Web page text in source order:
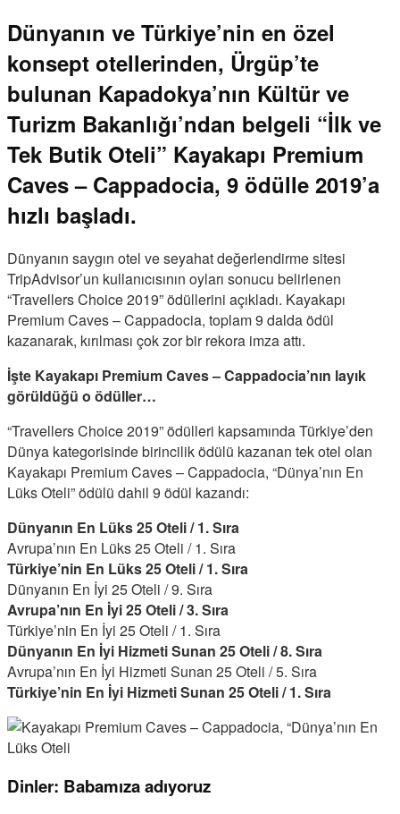
Dünyanın ve Türkiye’nin en özel
konsept otellerinden, Ürgüp’te
bulunan Kapadokya’nın Kültür ve
Turizm Bakanlığı’ndan belgeli “İlk ve
Tek Butik Oteli” Kayakapı Premium
Caves – Cappadocia, 9 ödülle 2019’a
hızlı başladı.
Dünyanın saygın otel ve seyahat değerlendirme sitesi
TripAdvisor’un kullanıcısının oyları sonucu belirlenen
“Travellers Choice 2019” ödüllerini açıkladı. Kayakapı
Premium Caves – Cappadocia, toplam 9 dalda ödül
kazanarak, kırılması çok zor bir rekora imza attı.
İşte Kayakapı Premium Caves – Cappadocia’nın layık
görüldüğü o ödüller…
“Travellers Choice 2019” ödülleri kapsamında Türkiye’den
Dünya kategorisinde birincilik ödülü kazanan tek otel olan
Kayakapı Premium Caves – Cappadocia, “Dünya’nın En
Lüks Oteli” ödülü dahil 9 ödül kazandı:
Dünyanın En Lüks 25 Oteli / 1. Sıra
Avrupa’nın En Lüks 25 Oteli / 1. Sıra
Türkiye’nin En Lüks 25 Oteli / 1. Sıra
Dünyanın En İyi 25 Oteli / 9. Sıra
Avrupa’nın En İyi 25 Oteli / 3. Sıra
Türkiye’nin En İyi 25 Oteli / 1. Sıra
Dünyanın En İyi Hizmeti Sunan 25 Oteli / 8. Sıra
Avrupa’nın En İyi Hizmeti Sunan 25 Oteli / 5. Sıra
Türkiye’nin En İyi Hizmeti Sunan 25 Oteli / 1. Sıra
Dinler: Babamıza adıyoruz